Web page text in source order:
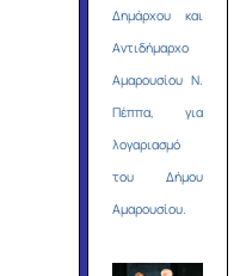
Δημάρχου και
Αντιδήμαρχο
Αμαρουσίου Ν.
Πέππα, για
λογαριασμό
του Δήμου
Αμαρουσίου.